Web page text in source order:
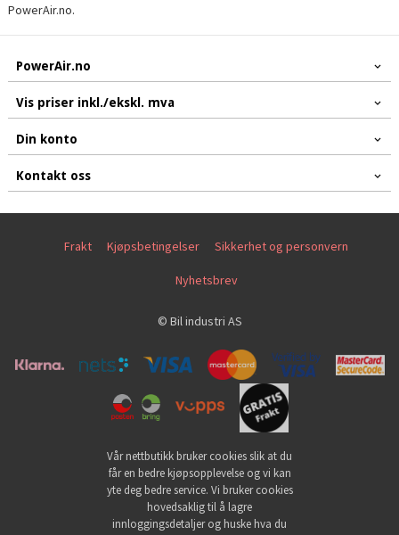
PowerAir.no.
PowerAir.no
Vis priser inkl./ekskl. mva
Din konto
Kontakt oss
Frakt Kjøpsbetingelser Sikkerhet og personvern
Nyhetsbrev
© Bil industri AS
Vår nettbutikk bruker cookies slik at du
får en bedre kjøpsopplevelse og vi kan
yte deg bedre service. Vi bruker cookies
hovedsaklig til å lagre
innloggingsdetaljer og huske hva du